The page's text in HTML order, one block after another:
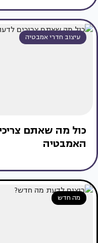
עיצוב חדרי אמבטיה
כול מה שאתם
האמבטיה
מה חדש